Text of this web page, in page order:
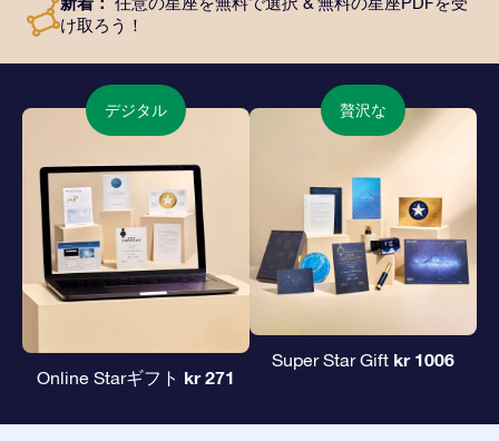
け取ろう！
デジタル
Online Starギフト kr 271
贅沢な
Super Star Gift kr 1006